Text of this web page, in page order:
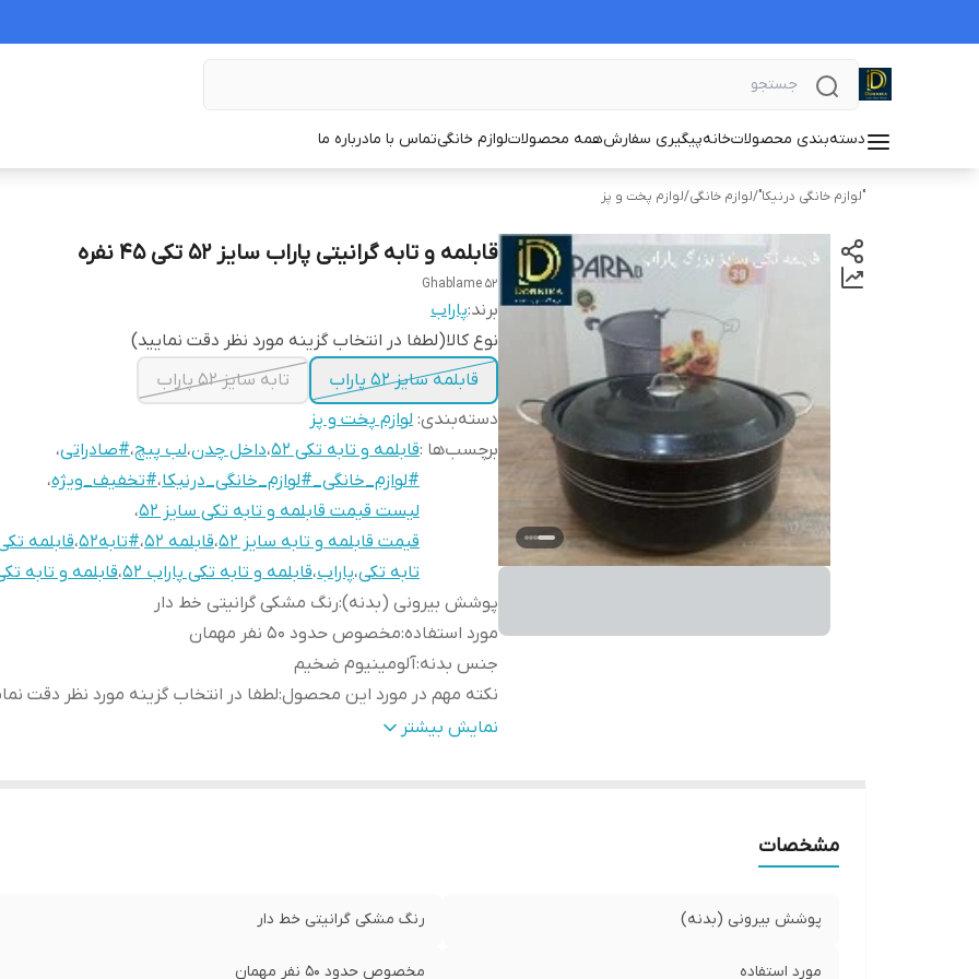
دسته‌بندی محصولاتخانهپیگیری سفارشهمه محصولاتلوازم خانگیتماس با مادرباره ما
"لوازم خانگی درنیکا"/لوازم خانگی/لوازم پخت و پز
قابلمه و تابه گرانیتی پاراب سایز 52 تکی ۴۵ نفره
Ghablame 52
برند:پاراب
نوع کالا(لطفا در انتخاب گزینه مورد نظر دقت نمایید)
قابلمه سایز ۵۲ پاراب
تابه سایز ۵۲ پاراب
دسته‌بندی: لوازم پخت و پز
برچسب‌ها :قابلمه و تابه تکی ۵۲ ،داخل چدن،لب پیچ،#صادراتی،
#لوازم_خانگی_#لوازم_خانگی_درنیکا،#تخفیف_ویژه،
لیست قیمت قابلمه و تابه تکی سایز ۵۲
،
قیمت قابلمه و تابه سایز ۵۲
،قابلمه ۵۲ ،#تابه۵۲ ،قابلمه
تابه تکی،پاراب،قابلمه و تابه تکی پاراب ۵۲ ،قابلمه و تابه
پوشش بیرونی (بدنه):رنگ مشکی گرانیتی خط دار
مورد استفاده:مخصوص حدود ۵۰ نفر مهمان
جنس بدنه:آلومینیوم ضخیم
نکته مهم در مورد این محصول:لطفا در انتخاب گزینه مورد نظر دقت
پوشش داخلی :گرانیتی نچسب نمایش بیشتر
مشخصات
پوشش بیرونی (بدنه) رنگ مشکی گرانیتی خط دار
مورد استفاده مخصوص حدود ۵۰ نفر مهمان